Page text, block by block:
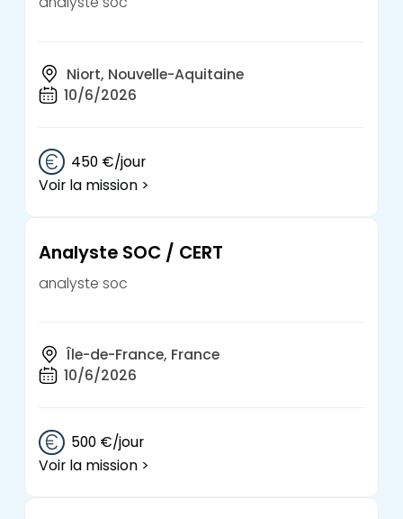
Niort, Nouvelle-Aquitaine
10/6/2026
450 €/jour
Voir la mission >
Analyste SOC / CERT
analyste soc
Île-de-France, France
10/6/2026
500 €/jour
Voir la mission >